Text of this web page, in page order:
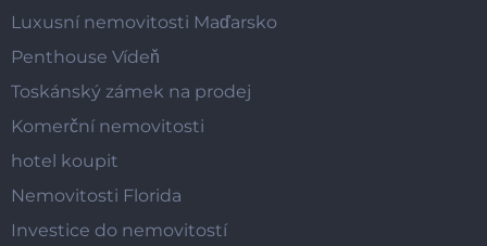
Luxusní nemovitosti Maďarsko
Penthouse Vídeň
Toskánský zámek na prodej
Komerční nemovitosti
hotel koupit
Nemovitosti Florida
Investice do nemovitostí